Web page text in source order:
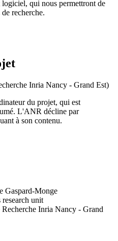
qui nous permettront de
recherche.
Inria Nancy - Grand Est)
du projet, qui est
L'ANR décline par
à son contenu.
Gaspard-Monge
unit
Inria Nancy - Grand